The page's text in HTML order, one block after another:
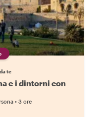
te
e i dintorni con
• 3 ore